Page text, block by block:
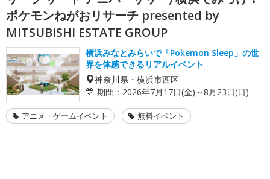
ポケモンねがおリサーチ presented by
MITSUBISHI ESTATE GROUP
横浜みなとみらいで「Pokemon Sleep」の世
界を体感できるリアルイベント
神奈川県・横浜市西区
期間： 2026年7月17日(金)～8月23日(日)
アニメ・ゲームイベント 無料イベント